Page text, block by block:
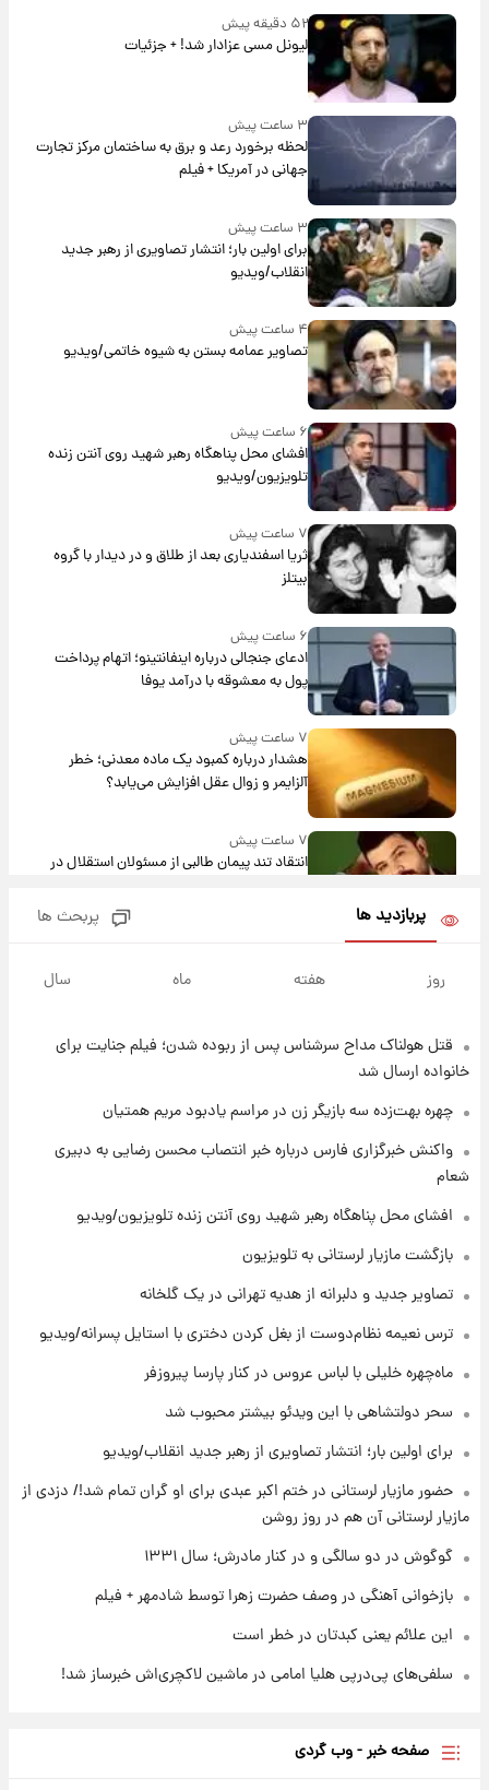
۵۲ دقیقه پیش
لیونل مسی عزادار شد! + جزئیات
۳ ساعت پیش
لحظه برخورد رعد و برق به ساختمان مرکز تجارت
جهانی در آمریکا + فیلم
۳ ساعت پیش
برای اولین بار؛ انتشار تصاویری از رهبر جدید
انقلاب/ویدیو
۴ ساعت پیش
تصاویر عمامه بستن به شیوه خاتمی/ویدیو
۶ ساعت پیش
افشای محل پناهگاه‌ رهبر شهید روی آنتن زنده
تلویزیون/ویدیو
۷ ساعت پیش
ثریا اسفندیاری بعد از طلاق و در دیدار با گروه
بیتلز
۶ ساعت پیش
ادعای جنجالی درباره اینفانتینو؛ اتهام پرداخت
پول به معشوقه با درآمد یوفا
۷ ساعت پیش
هشدار درباره کمبود یک ماده معدنی؛ خطر
آلزایمر و زوال عقل افزایش می‌یابد؟
۷ ساعت پیش
انتقاد تند پیمان طالبی از مسئولان استقلال در
مرداد ۱۴۰۵ +جدول
۸ ساعت پیش
۹ ساعت پیش
۹ ساعت پیش
قیمت محصولات ایران‌خودرو و سایپا امروز شنبه
۱۷ مرداد ۱۴۰۵
یک پیش ‌بینی مهم برای قیمت دلار، طلا و سکه
۲۳ ساعت پیش
تیم را ترک کرد!
پربازدید ها پربحث ها
روز هفته ماه سال
قتل هولناک مداح سرشناس پس از ربوده شدن؛ فیلم جنایت برای
خانواده ارسال شد
چهره بهت‌زده سه بازیگر زن در مراسم یادبود مریم همتیان
واکنش خبرگزاری فارس درباره خبر انتصاب محسن رضایی به دبیری
شعام
افشای محل پناهگاه‌ رهبر شهید روی آنتن زنده تلویزیون/ویدیو
بازگشت مازیار لرستانی به تلویزیون
تصاویر جدید و دلبرانه از هدیه تهرانی در یک گلخانه
ترس نعیمه نظام‌دوست از بغل کردن دختری با استایل پسرانه/ویدیو
ماه‌چهره خلیلی با لباس عروس در کنار پارسا پیروزفر
سحر دولتشاهی با این ویدئو بیشتر محبوب شد
برای اولین بار؛ انتشار تصاویری از رهبر جدید انقلاب/ویدیو
حضور مازیار لرستانی در ختم اکبر عبدی برای او گران تمام شد!/ دزدی از
مازیار لرستانی آن هم در روز روشن
گوگوش در دو سالگی و در کنار مادرش؛ سال ۱۳۳۱
بازخوانی آهنگی در وصف حضرت زهرا توسط شادمهر + فیلم
این علائم یعنی کبدتان در خطر است
سلفی‌های پی‌درپی هلیا امامی در ماشین لاکچری‌اش خبرساز شد!
صفحه خبر - وب گردی